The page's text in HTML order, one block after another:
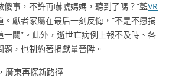
傻事，不許再嚇唬媽媽，聽到了嗎？”藍VR
。獻者家屬在最后一刻反悔，“不是不愿捐
關”。此外，逝世亡病例上報不及時、各
，也制約著捐獻量晉陞。
廣東再探新路徑